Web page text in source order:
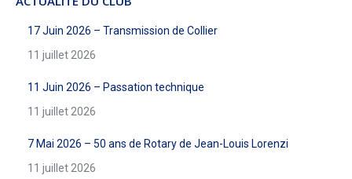
17 Juin 2026 – Transmission de Collier
11 juillet 2026
11 Juin 2026 – Passation technique
11 juillet 2026
7 Mai 2026 – 50 ans de Rotary de Jean-Louis Lorenzi
11 juillet 2026